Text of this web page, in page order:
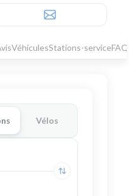
VéhiculesStations-serviceFAQ
Vélos